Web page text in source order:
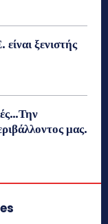
ξενιστής
μας.